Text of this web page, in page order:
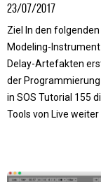
23/07/2017
Ziel In den
Modeling-
Delay-Artefakten
der
in SOS Tutorial 155
Tools von Live